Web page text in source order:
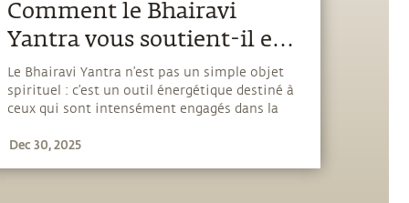
Comment le Bhairavi
Yantra vous soutient-il et
vous bénéficie-t-il ?
Le Bhairavi Yantra n’est pas un simple objet
spirituel : c’est un outil énergétique destiné à
ceux qui sont intensément engagés dans la
comment la Grâce de la Devi peut réduire la
Dec 30, 2025